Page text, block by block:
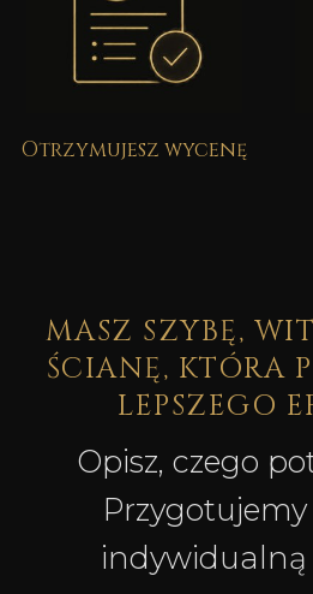
Otrzymujesz wycenę
MASZ SZYBĘ,
ŚCIANĘ, KTÓRA
LEPSZEGO
Opisz, czego
indywidualną